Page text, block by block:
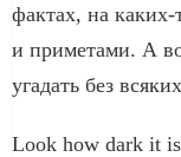
фактах, на
и приметами. А
угадать без
Look how dark it